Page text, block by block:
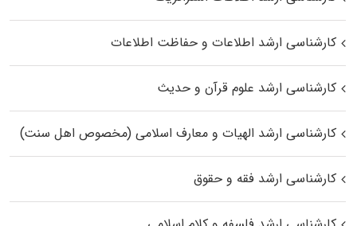
کارشناسی ارشد اطلاعات و حفاظت اطلاعات
کارشناسی ارشد علوم قرآن و حدیث
کارشناسی ارشد الهیات و معارف اسلامی (مخصوص اهل سنت)
کارشناسی ارشد فقه و حقوق